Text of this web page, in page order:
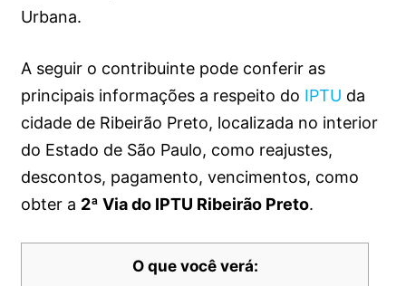
Urbana.
A seguir o contribuinte pode conferir as
principais informações a respeito do IPTU da
cidade de Ribeirão Preto, localizada no interior
do Estado de São Paulo, como reajustes,
descontos, pagamento, vencimentos, como
obter a 2ª Via do IPTU Ribeirão Preto.
O que você verá: